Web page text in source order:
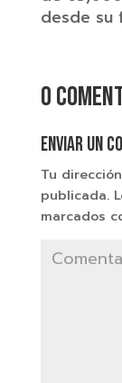
desde su
0
Enviar un
Tu
publicada.
marcados